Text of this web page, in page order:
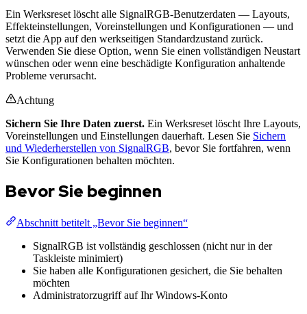
Ein Werksreset löscht alle SignalRGB-Benutzerdaten — Layouts,
Effekteinstellungen, Voreinstellungen und Konfigurationen — und
setzt die App auf den werkseitigen Standardzustand zurück.
Verwenden Sie diese Option, wenn Sie einen vollständigen Neustart
wünschen oder wenn eine beschädigte Konfiguration anhaltende
Probleme verursacht.
Achtung
Sichern Sie Ihre Daten zuerst. Ein Werksreset löscht Ihre Layouts,
Voreinstellungen und Einstellungen dauerhaft. Lesen Sie Sichern
und Wiederherstellen von SignalRGB, bevor Sie fortfahren, wenn
Sie Konfigurationen behalten möchten.
Bevor Sie beginnen
Abschnitt betitelt „Bevor Sie beginnen“
SignalRGB ist vollständig geschlossen (nicht nur in der
Taskleiste minimiert)
Sie haben alle Konfigurationen gesichert, die Sie behalten
möchten
Administratorzugriff auf Ihr Windows-Konto